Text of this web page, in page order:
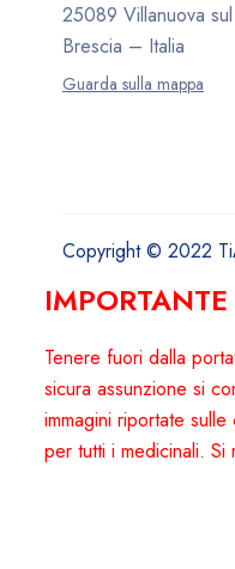
25089 Villanuova
Brescia – Italia
Guarda sulla mappa
Copyright © 2022
IMPORTANTE
Tenere fuori dalla
sicura assunzione si
immagini riportate
per tutti i medicinali.